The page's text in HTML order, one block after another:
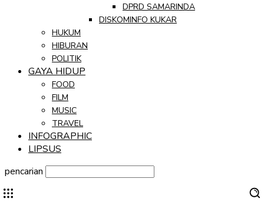
DPRD SAMARINDA
DISKOMINFO KUKAR
HUKUM
HIBURAN
POLITIK
GAYA HIDUP
FOOD
FILM
MUSIC
TRAVEL
INFOGRAPHIC
LIPSUS
pencarian